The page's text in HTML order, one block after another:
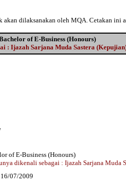
akan dilaksanakan oleh MQA. Cetakan ini
of E-Business (Honours)
: Ijazah Sarjana Muda Sastera
of E-Business (Honours)
dikenali sebagai : Ijazah Sarjana Muda
07/2009